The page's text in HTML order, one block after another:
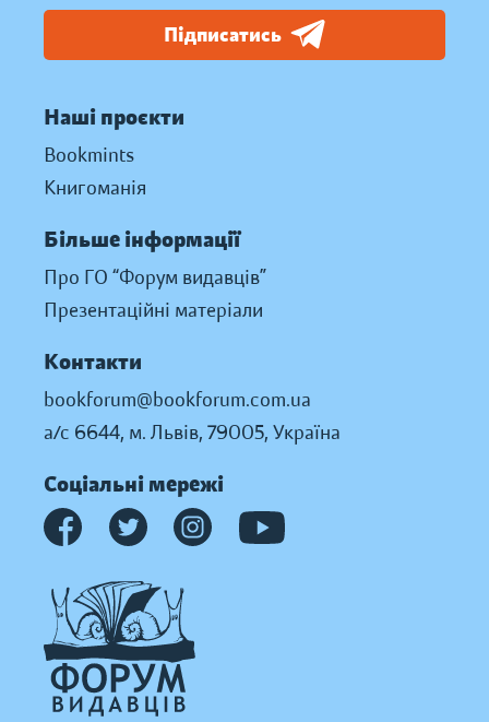
Підписатись
Наші проєкти
Bookmints
Книгоманія
Більше інформації
Про ГО “Форум видавців”
Презентаційні матеріали
Контакти
bookforum@bookforum.com.ua
а/с 6644, м. Львів, 79005, Україна
Соціальні мережі